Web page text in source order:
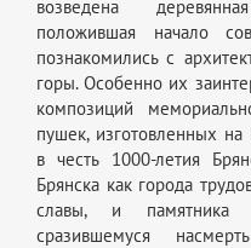
возведена
положившая начало
познакомились с
горы. Особенно их
композиций
пушек, изготовленных
в честь 1000-летия
Брянска как города
славы, и памятника
сразившемуся